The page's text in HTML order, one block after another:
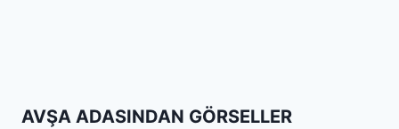
AVŞA ADASINDAN GÖRSELLER